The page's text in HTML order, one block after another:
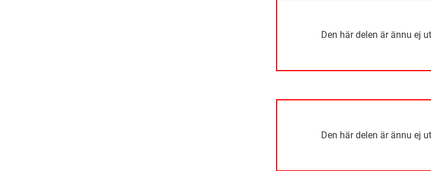
Den här delen är ännu ej
Den här delen är ännu ej